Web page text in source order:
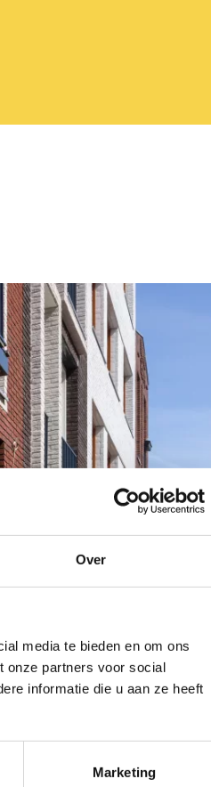
Over
media te bieden en om ons
onze partners voor social
informatie die u aan ze heeft
Marketing